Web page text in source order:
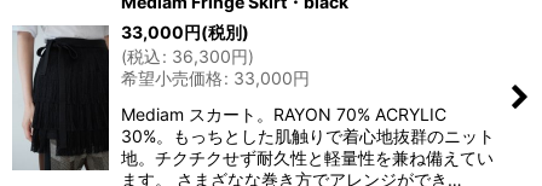
33,000円(税別)
(税込: 36,300円)
希望小売価格: 33,000円
Mediam スカート。RAYON 70% ACRYLIC
30%。もっちとした肌触りで着心地抜群のニット
地。チクチクせず耐久性と軽量性を兼ね備えてい
ます。 さまざなな巻き方でアレンジができ…